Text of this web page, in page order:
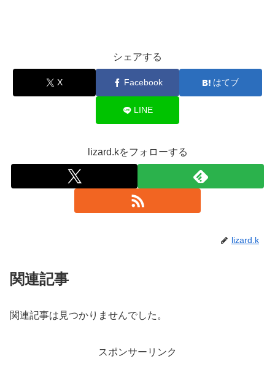
シェアする
X Facebook はてブ
LINE
lizard.kをフォローする
lizard.k
関連記事
関連記事は見つかりませんでした。
スポンサーリンク